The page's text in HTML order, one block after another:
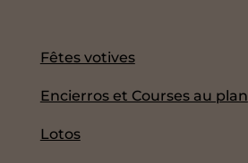
Fêtes votives
Encierros et Courses au plan
Lotos